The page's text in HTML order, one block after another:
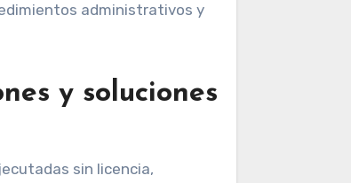
administrativos y
y soluciones
sin licencia,